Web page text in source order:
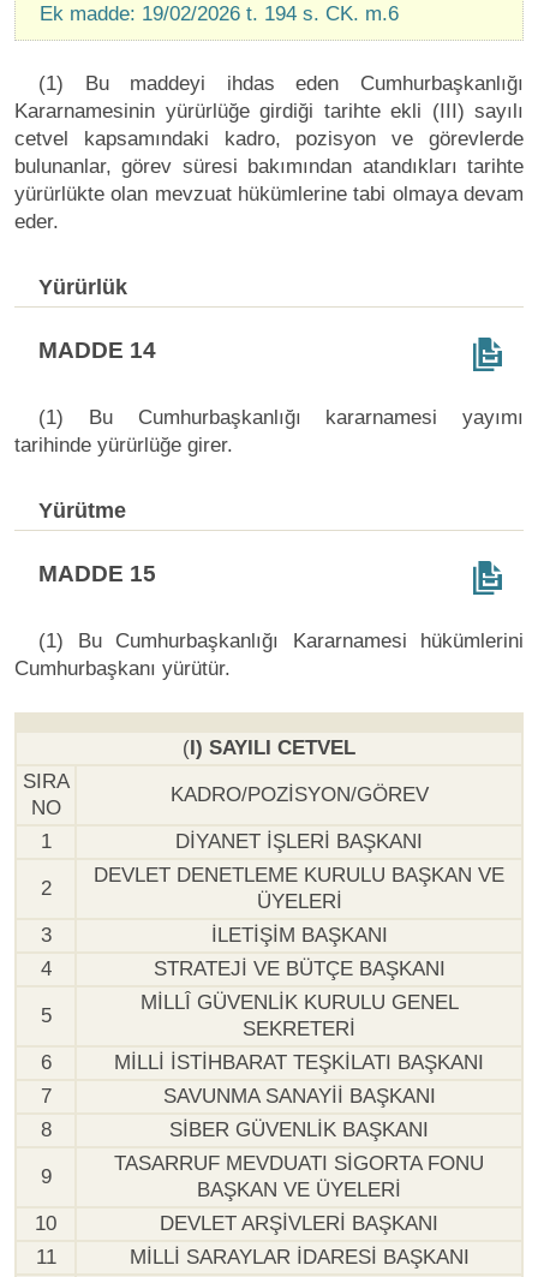
Ek madde: 19/02/2026 t. 194 s. CK. m.6
(1) Bu maddeyi ihdas eden Cumhurbaşkanlığı
Kararnamesinin yürürlüğe girdiği tarihte ekli (III) sayılı
cetvel kapsamındaki kadro, pozisyon ve görevlerde
bulunanlar, görev süresi bakımından atandıkları tarihte
yürürlükte olan mevzuat hükümlerine tabi olmaya devam
eder.
Yürürlük
MADDE 14
(1) Bu Cumhurbaşkanlığı kararnamesi yayımı
tarihinde yürürlüğe girer.
Yürütme
MADDE 15
(1) Bu Cumhurbaşkanlığı Kararnamesi hükümlerini
Cumhurbaşkanı yürütür.
(I) SAYILI CETVEL
SIRA
NO
KADRO/POZİSYON/GÖREV
1 DİYANET İŞLERİ BAŞKANI
2
DEVLET DENETLEME KURULU BAŞKAN VE
ÜYELERİ
3
İLETİŞİM BAŞKANI
4
STRATEJİ VE BÜTÇE BAŞKANI
5
MİLLÎ GÜVENLİK KURULU GENEL
SEKRETERİ
6
MİLLİ İSTİHBARAT TEŞKİLATI BAŞKANI
7
SAVUNMA SANAYİİ BAŞKANI
8
SİBER GÜVENLİK BAŞKANI
9
TASARRUF MEVDUATI SİGORTA FONU
BAŞKAN VE ÜYELERİ
10
DEVLET ARŞİVLERİ BAŞKANI
11
MİLLİ SARAYLAR İDARESİ BAŞKANI